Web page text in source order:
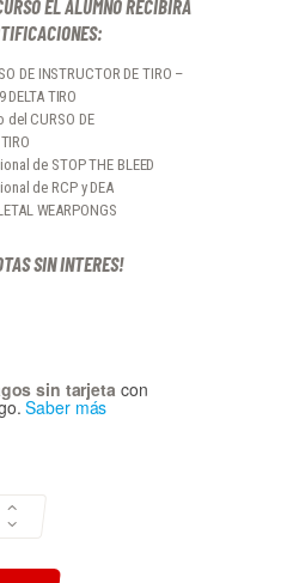
EL ALUMNO RECIBIRA
DE INSTRUCTOR DE TIRO –
DELTA TIRO
CURSO DE
de STOP THE BLEED
de RCP y DEA
WEARPONGS
SIN INTERES!
sin tarjeta con
Saber más